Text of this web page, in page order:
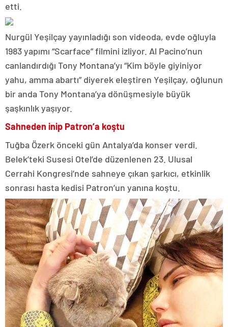
etti.
Nurgül Yeşilçay yayınladığı son videoda, evde oğluyla
1983 yapımı “Scarface” filmini izliyor. Al Pacino’nun
canlandırdığı Tony Montana’yı “Kim böyle giyiniyor
yahu, amma abartı” diyerek eleştiren Yeşilçay, oğlunun
bir anda Tony Montana’ya dönüşmesiyle büyük
şaşkınlık yaşıyor.
Sahneden inip Patron’a koştu
Tuğba Özerk önceki gün Antalya’da konser verdi.
Belek’teki Susesi Otel’de düzenlenen 23. Ulusal
Cerrahi Kongresi’nde sahneye çıkan şarkıcı, etkinlik
sonrası hasta kedisi Patron’un yanına koştu.